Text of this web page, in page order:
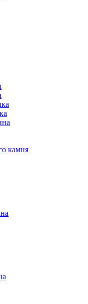
камня